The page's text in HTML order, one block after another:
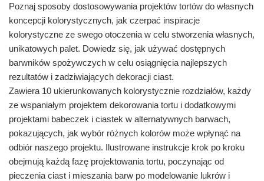
Poznaj sposoby dostosowywania projektów tortów do własnych
koncepcji kolorystycznych, jak czerpać inspiracje
kolorystyczne ze swego otoczenia w celu stworzenia własnych,
unikatowych palet. Dowiedz się, jak używać dostępnych
barwników spożywczych w celu osiągnięcia najlepszych
rezultatów i zadziwiających dekoracji ciast.
Zawiera 10 ukierunkowanych kolorystycznie rozdziałów, każdy
ze wspaniałym projektem dekorowania tortu i dodatkowymi
projektami babeczek i ciastek w alternatywnych barwach,
pokazujących, jak wybór różnych kolorów może wpłynąć na
odbiór naszego projektu. Ilustrowane instrukcje krok po kroku
obejmują każdą fazę projektowania tortu, poczynając od
pieczenia ciast i mieszania barw po modelowanie lukrów i